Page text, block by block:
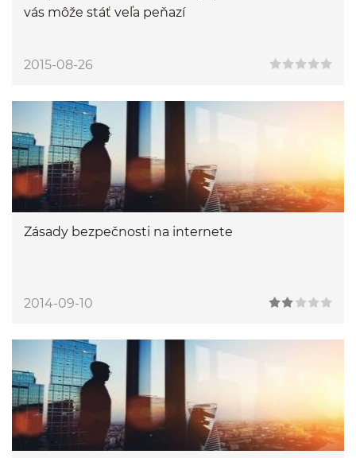
vás môže stáť veľa peňazí
2015-08-26
Zásady bezpečnosti na internete
2014-09-10